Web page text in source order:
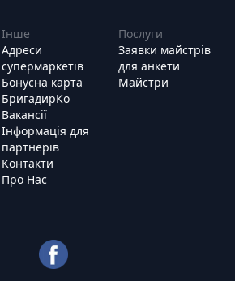
Інше
Адреси
супермаркетів
Бонусна карта
БригадирКо
Вакансії
Інформація для
партнерів
Контакти
Про Нас
Послуги
Заявки майстрів
для анкети
Майстри